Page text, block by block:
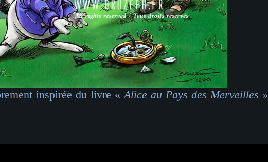
inspirée du livre «Alice au Pays des Merveilles »